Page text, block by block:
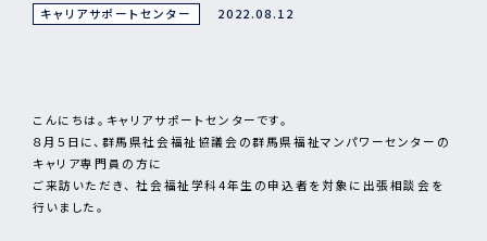
キャリアサポートセンター 2022.08.12
こんにちは。キャリアサポートセンターです。
８月５日に、群馬県社会福祉協議会の群馬県福祉マンパワーセンターの
キャリア専門員の方に
ご来訪いただき、 社会福祉学科4年生の申込者を対象に出張相談会を
行いました。